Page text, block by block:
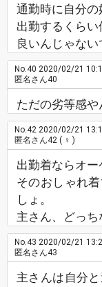
通勤時に自分
出勤するくら
良いんじゃない
No.40 2020/02/21
匿名さん40
ただの劣等感や
No.42 2020/02/21
匿名さん42 ( ♀ )
出勤着ならオー
そのおしゃれ
しょ。
主さん、どっち
No.43 2020/02/21
匿名さん43
主さんは自分